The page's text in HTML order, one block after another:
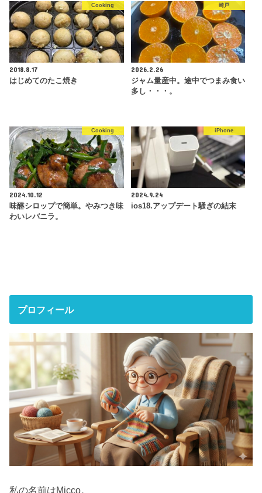
Cooking
2018.8.17
はじめてのたこ焼き
崎戸
2026.2.26
ジャム量産中。途中でつまみ食い
多し・・・。
Cooking
2024.10.12
味醂シロップで簡単。やみつき味
わいレバニラ。
iPhone
2024.9.24
ios18.アップデート騒ぎの結末
プロフィール
私の名前はMicco。